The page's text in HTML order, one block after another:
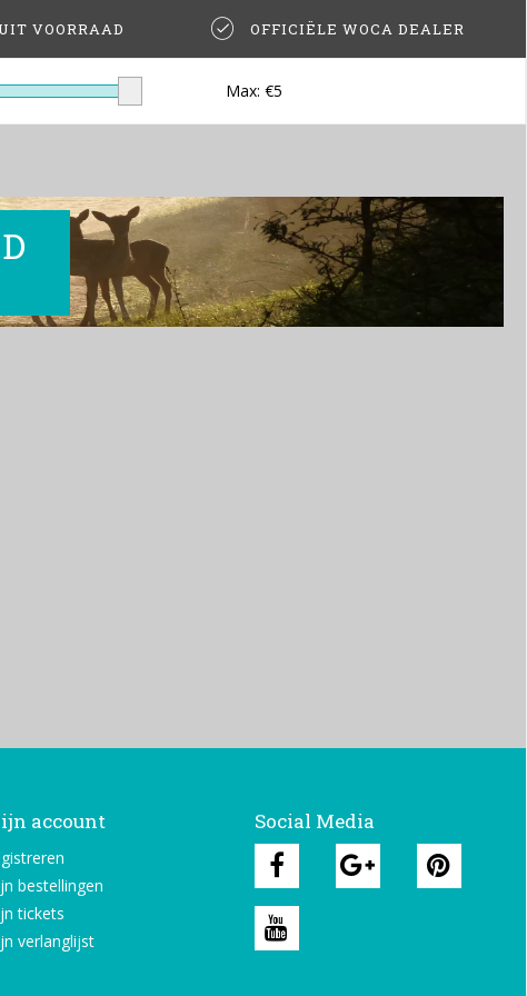
VOORRAAD OFFICIËLE WOCA DEALER
Max: €5
account
bestellingen
tickets
verlanglijst
Social Media